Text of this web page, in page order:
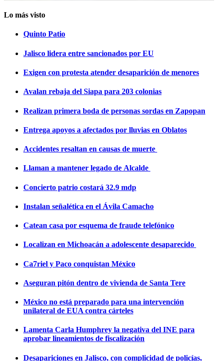
Lo más visto
Quinto Patio
Jalisco lidera entre sancionados por EU
Exigen con protesta atender desaparición de menores
Avalan rebaja del Siapa para 203 colonias
Realizan primera boda de personas sordas en Zapopan
Entrega apoyos a afectados por lluvias en Oblatos
Accidentes resaltan en causas de muerte
Llaman a mantener legado de Alcalde
Concierto patrio costará 32.9 mdp
Instalan señalética en el Ávila Camacho
Catean casa por esquema de fraude telefónico
Localizan en Michoacán a adolescente desaparecido
Ca7riel y Paco conquistan México
Aseguran pitón dentro de vivienda de Santa Tere
México no está preparado para una intervención
unilateral de EUA contra cárteles
Lamenta Carla Humphrey la negativa del INE para
aprobar lineamientos de fiscalización
Desapariciones en Jalisco, con complicidad de policías,